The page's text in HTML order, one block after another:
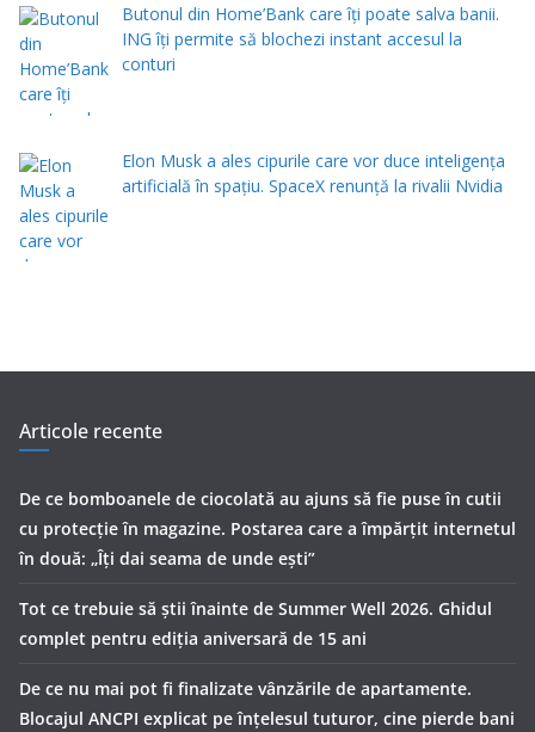
Butonul din Home’Bank care îți poate salva banii.
ING îți permite să blochezi instant accesul la
conturi
Elon Musk a ales cipurile care vor duce inteligența
artificială în spațiu. SpaceX renunță la rivalii Nvidia
Articole recente
De ce bomboanele de ciocolată au ajuns să fie puse în cutii
cu protecţie în magazine. Postarea care a împărţit internetul
în două: „Îţi dai seama de unde eşti”
Tot ce trebuie să știi înainte de Summer Well 2026. Ghidul
complet pentru ediția aniversară de 15 ani
De ce nu mai pot fi finalizate vânzările de apartamente.
Blocajul ANCPI explicat pe înțelesul tuturor, cine pierde bani